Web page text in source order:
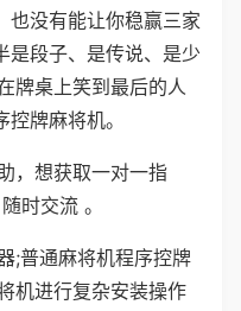
也没有能让你稳赢三家
是段子、是传说、是少
牌桌上笑到最后的人
牌麻将机。
，想获取一对一指
时交流 。
;普通麻将机程序控牌
机进行复杂安装操作